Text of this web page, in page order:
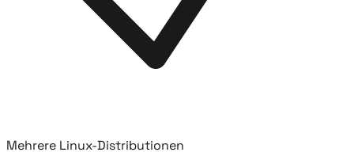
Mehrere Linux-Distributionen